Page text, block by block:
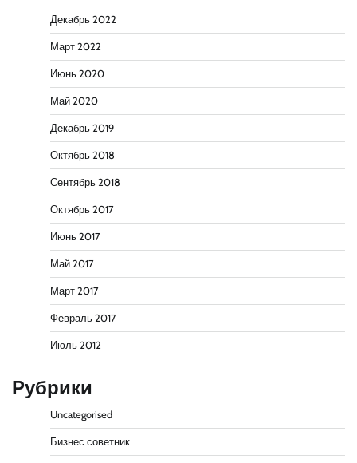
Декабрь 2022
Март 2022
Июнь 2020
Май 2020
Декабрь 2019
Октябрь 2018
Сентябрь 2018
Октябрь 2017
Июнь 2017
Май 2017
Март 2017
Февраль 2017
Июль 2012
Рубрики
Uncategorised
Бизнес советник